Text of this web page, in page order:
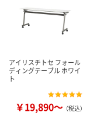
アイリスチトセ フォール
ディングテーブル ホワイ
ト
￥19,890～ （税込）